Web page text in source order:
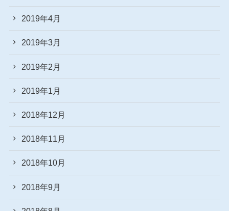
2019年4月
2019年3月
2019年2月
2019年1月
2018年12月
2018年11月
2018年10月
2018年9月